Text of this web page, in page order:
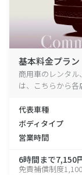
基本料金プラン
商用車のレンタ
は、こちらから各
代表車種
ボディタイプ
営業時間
6時間まで7,150
免責補償制度